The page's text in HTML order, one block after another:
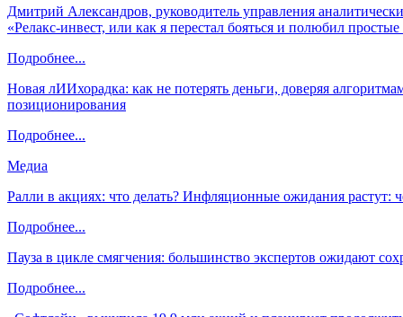
Дмитрий Александров, руководитель управления
«Релакс-инвест, или как я перестал бояться и полюбил
Подробнее...
Новая лИИхорадка: как не потерять деньги, доверяя
позиционирования
Подробнее...
Медиа
Ралли в акциях: что делать? Инфляционные ожидания
Подробнее...
Пауза в цикле смягчения: большинство экспертов ожидают
Подробнее...